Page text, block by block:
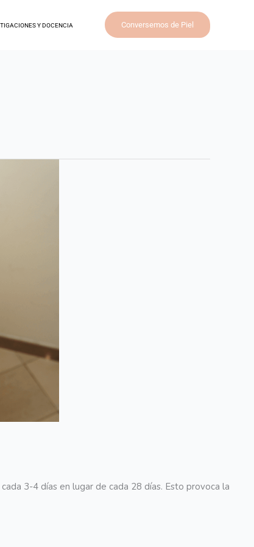
Y DOCENCIA Conversemos de Piel
3-4 días en lugar de cada 28 días. Esto provoca la